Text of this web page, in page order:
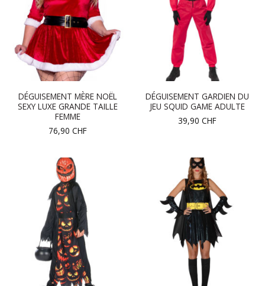
DÉGUISEMENT MÈRE NOËL
SEXY LUXE GRANDE TAILLE
FEMME
76,90 CHF
DÉGUISEMENT GARDIEN DU
JEU SQUID GAME ADULTE
39,90 CHF